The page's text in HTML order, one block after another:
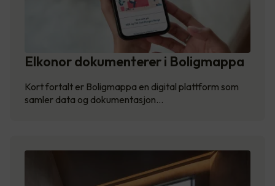
Elkonor dokumenterer i Boligmappa
Kort fortalt er Boligmappa en digital plattform som
samler data og dokumentasjon…